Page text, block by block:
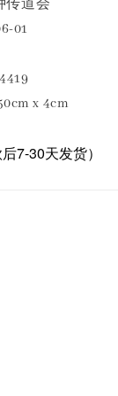
传道会
01
x 4cm
7-30天发货）